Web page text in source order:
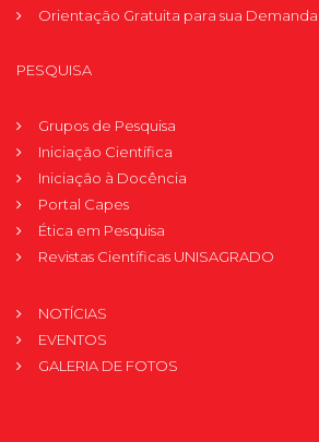
Orientação Gratuita para sua Demanda
PESQUISA
Grupos de Pesquisa
Iniciação Científica
Iniciação à Docência
Portal Capes
Ética em Pesquisa
Revistas Científicas UNISAGRADO
NOTÍCIAS
EVENTOS
GALERIA DE FOTOS